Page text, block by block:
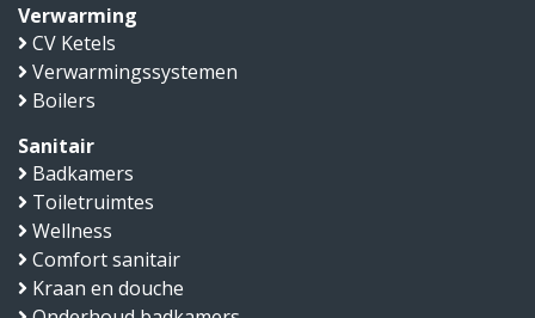
Verwarming
CV Ketels
Verwarmingssystemen
Boilers
Sanitair
Badkamers
Toiletruimtes
Wellness
Comfort sanitair
Kraan en douche